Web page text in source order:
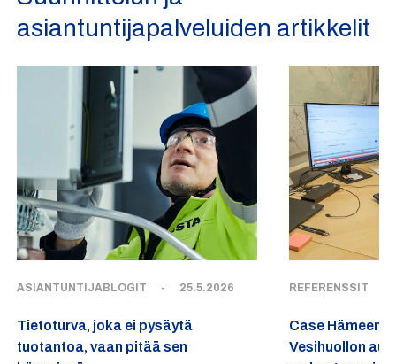
asiantuntijapalveluiden artikkelit
ASIANTUNTIJABLOGIT - 25.5.2026
Tietoturva, joka ei pysäytä
tuotantoa, vaan pitää sen
REFERENSSIT
Case
Vesihuollon